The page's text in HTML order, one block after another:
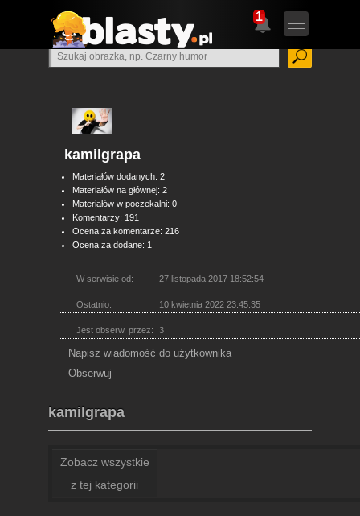
1
kamilgrapa
Materiałów dodanych: 2
Materiałów na głównej: 2
Materiałów w poczekalni: 0
Komentarzy: 191
Ocena za komentarze: 216
Ocena za dodane: 1
W serwisie od: 27 listopada 2017 18:52:54
Ostatnio: 10 kwietnia 2022 23:45:35
Jest obserw. przez: 3
Napisz wiadomość do użytkownika
Obserwuj
kamilgrapa
Zobacz wszystkie
z tej kategorii